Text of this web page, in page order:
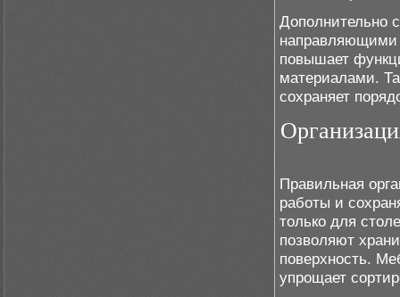
Дополнительно
направляющими
повышает
материалами.
сохраняет
Правильная
работы и
только для
позволяют
поверхность.
упрощает